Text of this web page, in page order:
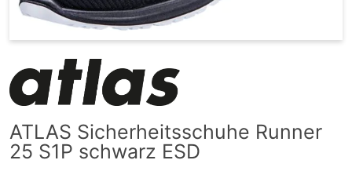
ATLAS Sicherheitsschuhe Runner
25 S1P schwarz ESD